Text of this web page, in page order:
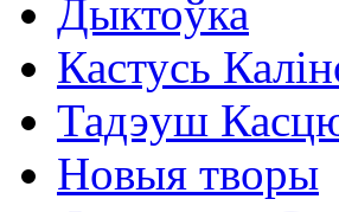
Дыктоўка
Кастусь
Тадэуш
Новыя творы